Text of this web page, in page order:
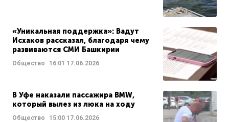
«Уникальная поддержка»: Вадут
Исхаков рассказал, благодаря чему
развиваются СМИ Башкирии
Общество 16:01 17.06.2026
В Уфе наказали пассажира BMW,
который вылез из люка на ходу
Общество 15:00 17.06.2026